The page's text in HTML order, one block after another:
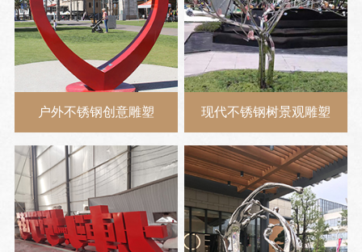
户外不锈钢创意雕塑 现代不锈钢树景观雕塑